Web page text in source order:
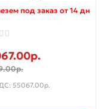
под заказ от 14 дней
55067.00р.